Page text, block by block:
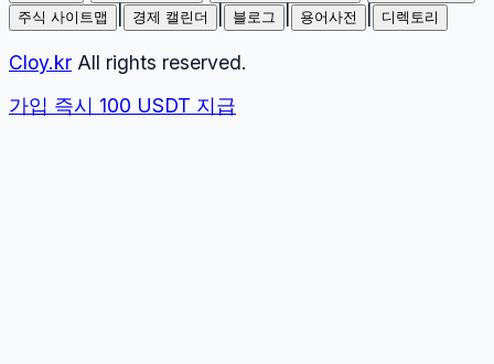
주식 사이트맵 경제 캘린더 블로그 용어사전 디렉토리
Cloy.kr All rights reserved.
가입 즉시 100 USDT 지급